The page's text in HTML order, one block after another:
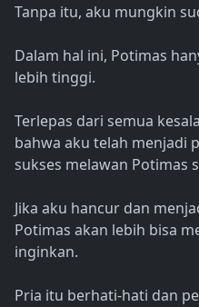
Tanpa itu, aku mungkin
Dalam hal ini, Potimas
lebih tinggi.
Terlepas dari semua
bahwa aku telah menjadi
sukses melawan Potimas
Jika aku hancur dan
Potimas akan lebih bisa
inginkan.
Pria itu berhati-hati dan